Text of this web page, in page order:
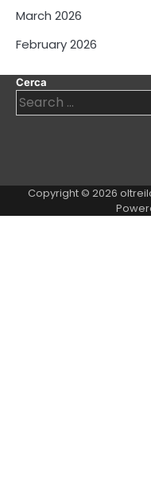
March 2026
February 2026
Cerca
Search
for:
Copyright © 2026